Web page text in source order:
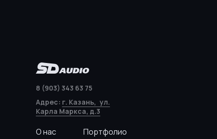
8 (903) 343 63 75
Адрес: г. Казань, ул.
Карла Маркса, д.3
Портфолио
О нас